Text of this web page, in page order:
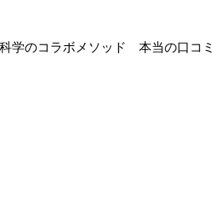
学のコラボメソッド 本当の口コミ